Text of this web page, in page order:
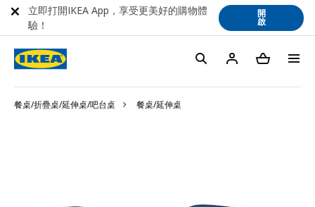
餐桌/折疊桌/延伸桌/吧台桌 餐桌/延伸桌
立即打開IKEA App，享受更美好的購物體
驗！
開
啟